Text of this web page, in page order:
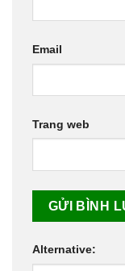
Email
Trang web
Alternative: